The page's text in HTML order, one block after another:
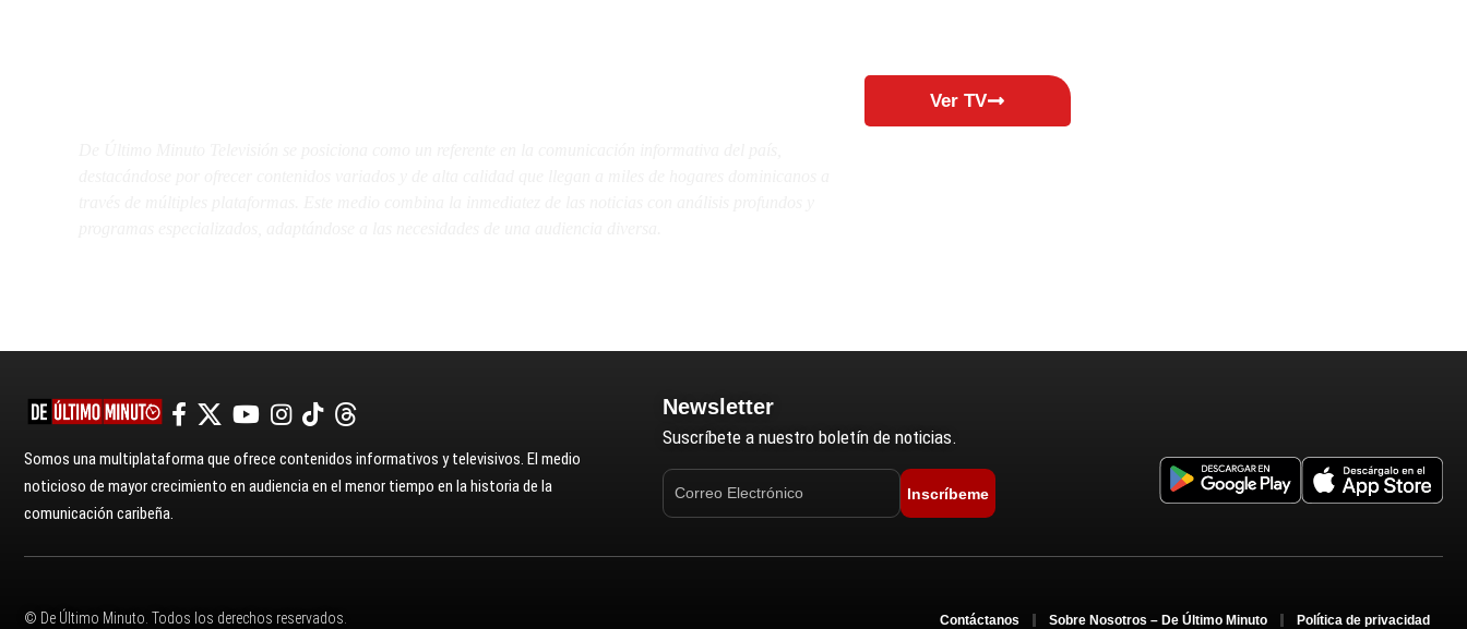
Ver TV
Somos una multiplataforma que ofrece contenidos informativos y televisivos. El medio
noticioso de mayor crecimiento en audiencia en el menor tiempo en la historia de la
comunicación caribeña.
Newsletter
Suscríbete a nuestro boletín de noticias.
Inscríbeme
© De Último Minuto. Todos los derechos reservados. Contáctanos Sobre Nosotros – De Último Minuto Política de privacidad